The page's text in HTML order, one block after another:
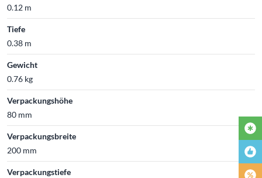
0.12 m
Tiefe
0.38 m
Gewicht
0.76 kg
Verpackungshöhe
80 mm
Verpackungsbreite
200 mm
Verpackungstiefe